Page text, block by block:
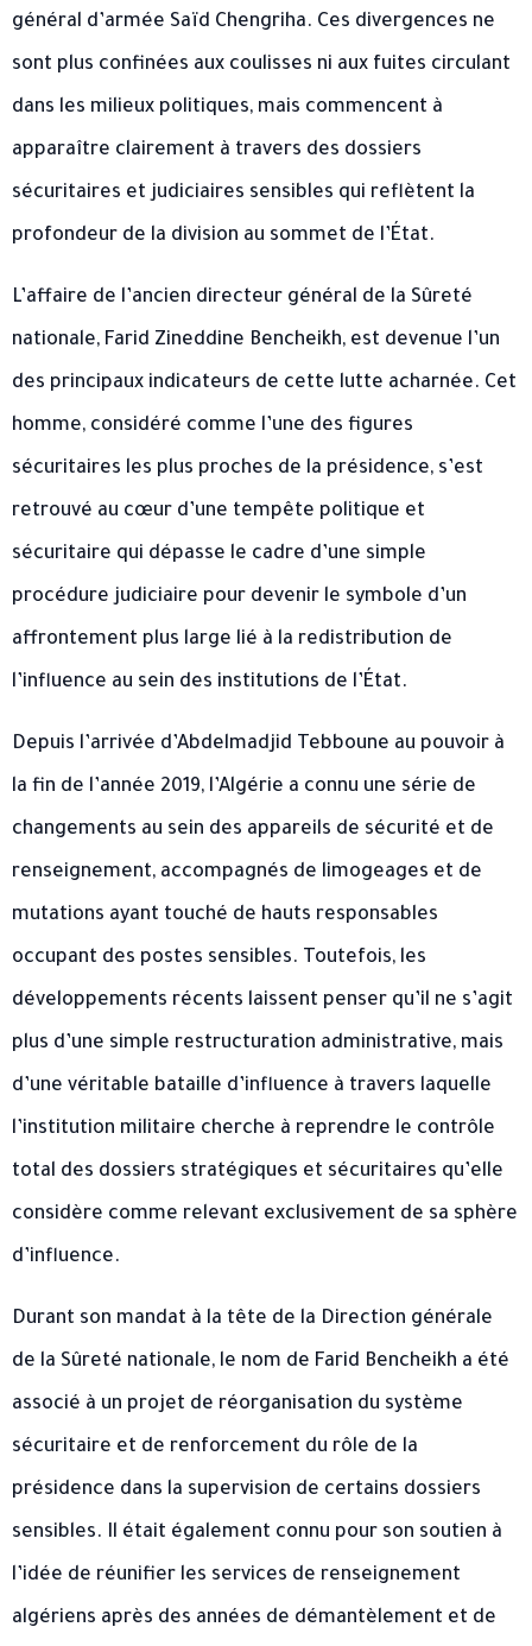
général d’armée Saïd Chengriha. Ces divergences ne
sont plus confinées aux coulisses ni aux fuites circulant
dans les milieux politiques, mais commencent à
apparaître clairement à travers des dossiers
sécuritaires et judiciaires sensibles qui reflètent la
profondeur de la division au sommet de l’État.
L’affaire de l’ancien directeur général de la Sûreté
nationale, Farid Zineddine Bencheikh, est devenue l’un
des principaux indicateurs de cette lutte acharnée. Cet
homme, considéré comme l’une des figures
sécuritaires les plus proches de la présidence, s’est
retrouvé au cœur d’une tempête politique et
sécuritaire qui dépasse le cadre d’une simple
procédure judiciaire pour devenir le symbole d’un
affrontement plus large lié à la redistribution de
l’influence au sein des institutions de l’État.
Depuis l’arrivée d’Abdelmadjid Tebboune au pouvoir à
la fin de l’année 2019, l’Algérie a connu une série de
changements au sein des appareils de sécurité et de
renseignement, accompagnés de limogeages et de
mutations ayant touché de hauts responsables
occupant des postes sensibles. Toutefois, les
développements récents laissent penser qu’il ne s’agit
plus d’une simple restructuration administrative, mais
d’une véritable bataille d’influence à travers laquelle
l’institution militaire cherche à reprendre le contrôle
total des dossiers stratégiques et sécuritaires qu’elle
considère comme relevant exclusivement de sa sphère
d’influence.
Durant son mandat à la tête de la Direction générale
de la Sûreté nationale, le nom de Farid Bencheikh a été
associé à un projet de réorganisation du système
sécuritaire et de renforcement du rôle de la
présidence dans la supervision de certains dossiers
sensibles. Il était également connu pour son soutien à
l’idée de réunifier les services de renseignement
algériens après des années de démantèlement et de